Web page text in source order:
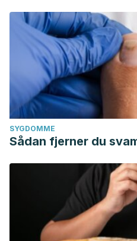
SYGDOMME
Sådan fjerner du